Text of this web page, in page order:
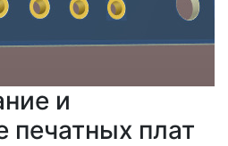
и
печатных плат